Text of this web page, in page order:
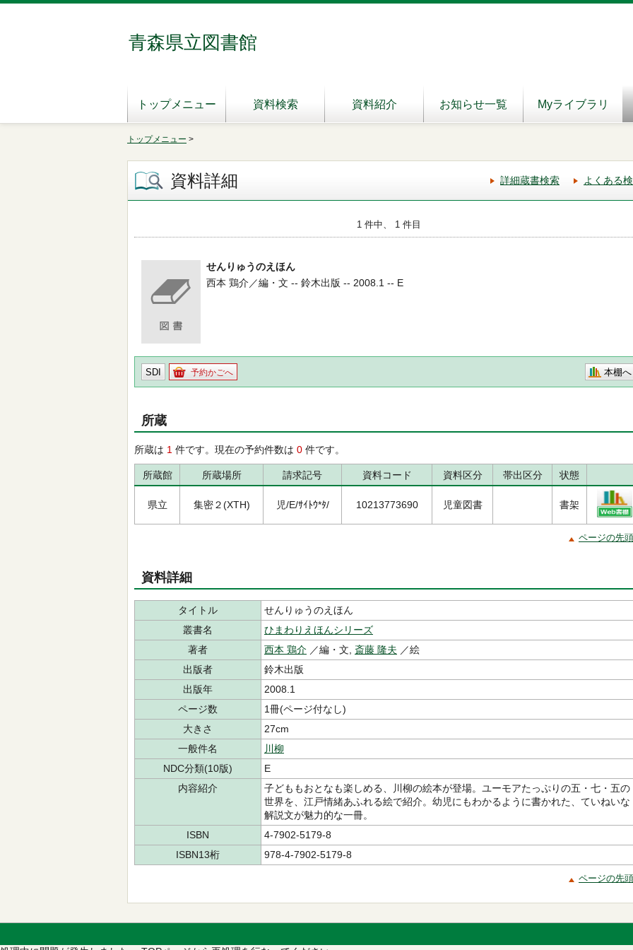
青森県立図書館
トップメニュー 資料検索 資料紹介 お知らせ一覧 Myライブラリ
トップメニュー >
資料詳細 詳細蔵書検索 よくある
1 件中、 1 件目
せんりゅうのえほん
西本 鶏介／編・文 -- 鈴木出版 -- 2008.1 -- E
SDI 予約かごへ 本棚へ
所蔵
所蔵は 1 件です。現在の予約件数は 0 件です。
所蔵館 所蔵場所 請求記号 資料コード 資料区分 帯出区分 状態
県立 集密２(XTH) 児/E/ｻｲﾄｳ*ﾀ/ 10213773690 児童図書 書架
ページの先
資料詳細
タイトル
せんりゅうのえほん
叢書名
ひまわりえほんシリーズ
著者
西本 鶏介 ／編・文, 斎藤 隆夫 ／絵
出版者
鈴木出版
出版年
2008.1
ページ数
1冊(ページ付なし)
大きさ
27cm
一般件名
川柳
NDC分類(10版)
E
内容紹介
子どももおとなも楽しめる、川柳の絵本が登場。ユーモアたっぷりの五・七・五の
世界を、江戸情緒あふれる絵で紹介。幼児にもわかるように書かれた、ていねいな
解説文が魅力的な一冊。
ISBN
4-7902-5179-8
ISBN13桁
978-4-7902-5179-8
ページの先